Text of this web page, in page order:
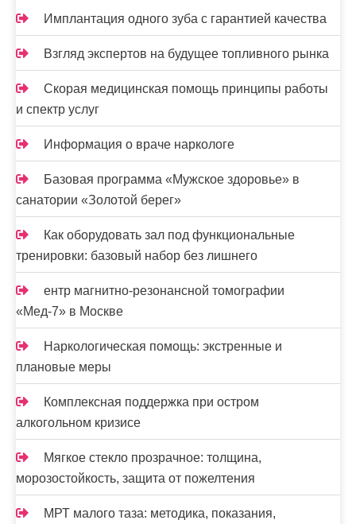
п
и
с
я
м
Имплантация одного зуба с гарантией качества
Взгляд экспертов на будущее топливного рынка
Скорая медицинская помощь принципы работы
и спектр услуг
Информация о враче наркологе
Базовая программа «Мужское здоровье» в
санатории «Золотой берег»
Как оборудовать зал под функциональные
тренировки: базовый набор без лишнего
ентр магнитно-резонансной томографии
«Мед-7» в Москве
Наркологическая помощь: экстренные и
плановые меры
Комплексная поддержка при остром
алкогольном кризисе
Мягкое стекло прозрачное: толщина,
морозостойкость, защита от пожелтения
МРТ малого таза: методика, показания,